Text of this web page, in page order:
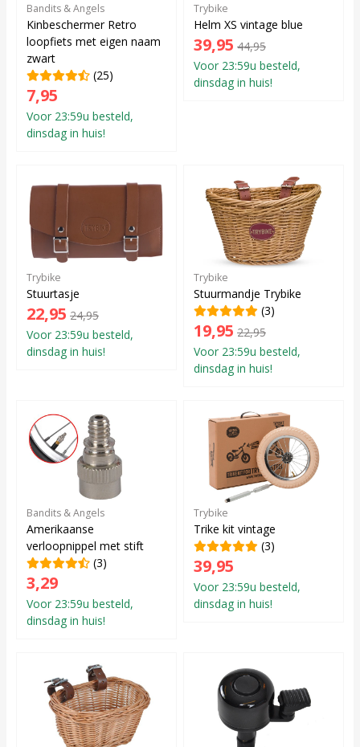
Bandits & Angels
Kinbeschermer Retro
loopfiets met eigen naam
zwart
(25)
7,95
Voor 23:59u besteld,
dinsdag in huis!
Trybike
Helm XS vintage blue
39,95 44,95
Voor 23:59u besteld,
dinsdag in huis!
Trybike
Stuurtasje
22,95 24,95
Voor 23:59u besteld,
dinsdag in huis!
Trybike
Stuurmandje Trybike
(3)
19,95 22,95
Voor 23:59u besteld,
dinsdag in huis!
Bandits & Angels
Amerikaanse
verloopnippel met stift
(3)
3,29
Voor 23:59u besteld,
dinsdag in huis!
Trybike
Trike kit vintage
(3)
39,95
Voor 23:59u besteld,
dinsdag in huis!